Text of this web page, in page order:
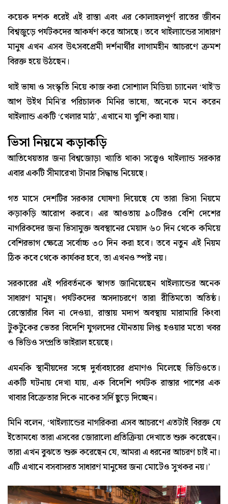
কয়েক দশক ধরেই এই রাস্তা এবং এর কোলাহলপূর্ণ রাতের জীবন
বিশ্বজুড়ে পর্যটকদের আকর্ষণ করে আসছে। তবে থাইল্যান্ডের সাধারণ
মানুষ এখন এসব উৎসবপ্রেমী দর্শনার্থীর লাগামহীন আচরণে ক্রমশ
বিরক্ত হয়ে উঠছেন।
থাই ভাষা ও সংস্কৃতি নিয়ে কাজ করা সোশ্যাল মিডিয়া চ্যানেল ‘থাই’ড
আপ উইথ মিনি’র পরিচালক মিনির ভাষ্যে, অনেকে মনে করেন
থাইল্যান্ড একটি ‘খেলার মাঠ’, এখানে যা খুশি করা যায়।
ভিসা নিয়মে কড়াকড়ি
আতিথেয়তার জন্য বিশ্বজোড়া খ্যাতি থাকা সত্ত্বেও থাইল্যান্ড সরকার
এবার একটি সীমারেখা টানার সিদ্ধান্ত নিয়েছে।
গত মাসে দেশটির সরকার ঘোষণা দিয়েছে যে তারা ভিসা নিয়মে
কড়াকড়ি আরোপ করবে। এর আওতায় ৯০টিরও বেশি দেশের
নাগরিকদের জন্য ভিসামুক্ত অবস্থানের মেয়াদ ৬০ দিন থেকে কমিয়ে
বেশিরভাগ ক্ষেত্রে সর্বোচ্চ ৩০ দিন করা হবে। তবে নতুন এই নিয়ম
ঠিক কবে থেকে কার্যকর হবে, তা এখনও স্পষ্ট নয়।
সরকারের এই পরিবর্তনকে স্বাগত জানিয়েছেন থাইল্যান্ডের অনেক
সাধারণ মানুষ। পর্যটকদের অসদাচরণে তারা রীতিমতো অতিষ্ঠ।
রেস্তোরাঁর বিল না দেওয়া, রাস্তায় মদ্যপ অবস্থায় মারামারি কিংবা
টুকটুকের ভেতর বিদেশি যুগলদের যৌনতায় লিপ্ত হওয়ার মতো খবর
ও ভিডিও সম্প্রতি ভাইরাল হয়েছে।
এমনকি স্থানীয়দের সঙ্গে দুর্ব্যবহারের প্রমাণও মিলেছে ভিডিওতে।
একটি ঘটনায় দেখা যায়, এক বিদেশি পর্যটক রাস্তার পাশের এক
খাবার বিক্রেতার দিকে নাকের সর্দি ছুড়ে দিচ্ছেন।
মিনি বলেন, ‘থাইল্যান্ডের নাগরিকরা এসব আচরণে এতটাই বিরক্ত যে
ইতোমধ্যে তারা এসবের জোরালো প্রতিক্রিয়া দেখাতে শুরু করেছেন।
তারা এখন বুঝতে শুরু করেছেন যে, আমরা এ ধরনের আচরণ চাই না।
এটি এখানে বসবাসরত সাধারণ মানুষের জন্য মোটেও সুখকর নয়।’